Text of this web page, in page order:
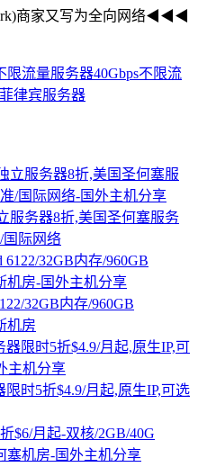
商家又写为全向网络◀◀◀
限流量服务器40Gbps不限流
菲律宾服务器
服务器8折,美国圣何塞服务
国际网络
32GB内存/960GB
机房
时5折$4.9/月起,原生IP,可选